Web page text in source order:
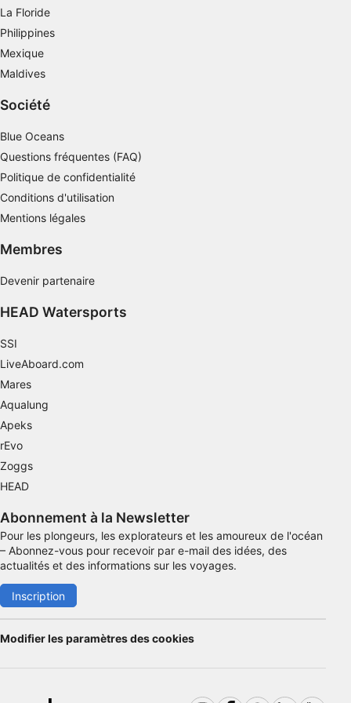
La Floride
Philippines
Mexique
Maldives
Société
Blue Oceans
Questions fréquentes (FAQ)
Politique de confidentialité
Conditions d'utilisation
Mentions légales
Membres
Devenir partenaire
HEAD Watersports
SSI
LiveAboard.com
Mares
Aqualung
Apeks
rEvo
Zoggs
HEAD
Abonnement à la Newsletter
Pour les plongeurs, les explorateurs et les amoureux de l'océan
– Abonnez-vous pour recevoir par e-mail des idées, des
actualités et des informations sur les voyages.
Inscription
Modifier les paramètres des cookies
publicités personnalisées
Utiliser des profils pour sélectionner des
Mesurer la performance des contenus
statistiques ou de combinaisons de données
provenant de différentes sources
Développer et améliorer les services
Utiliser des données limitées pour
Caractéristiques spéciales de l'IAB :
précises
Identifier les appareils à partir des
informations demandées explicitement
Finalités de traitement non liées à l'IAB :
Performance
Fonctionnel
La publicité